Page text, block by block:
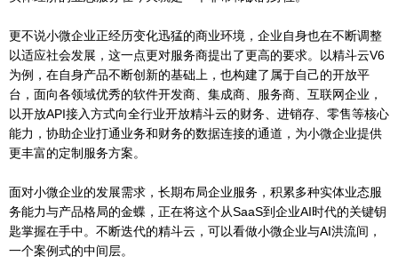
更不说小微企业正经历变化迅猛的商业环境，企业自身也在不断调整
以适应社会发展，这一点更对服务商提出了更高的要求。以精斗云V6
为例，在自身产品不断创新的基础上，也构建了属于自己的开放平
台，面向各领域优秀的软件开发商、集成商、服务商、互联网企业，
以开放API接入方式向全行业开放精斗云的财务、进销存、零售等核心
能力，协助企业打通业务和财务的数据连接的通道，为小微企业提供
更丰富的定制服务方案。
面对小微企业的发展需求，长期布局企业服务，积累多种实体业态服
务能力与产品格局的金蝶，正在将这个从SaaS到企业AI时代的关键钥
匙掌握在手中。不断迭代的精斗云，可以看做小微企业与AI洪流间，
一个案例式的中间层。